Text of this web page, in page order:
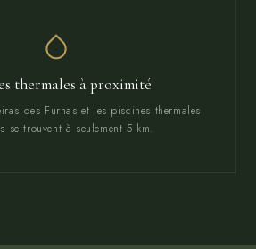
thermales à proximité
des Furnas et les piscines thermales
se trouvent à seulement 5 km.